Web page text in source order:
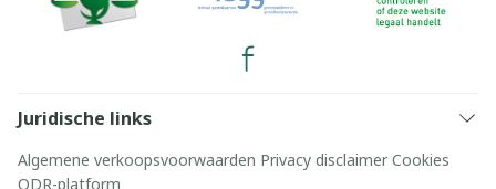
Juridische links
Algemene verkoopsvoorwaarden Privacy disclaimer Cookies
ODR-platform